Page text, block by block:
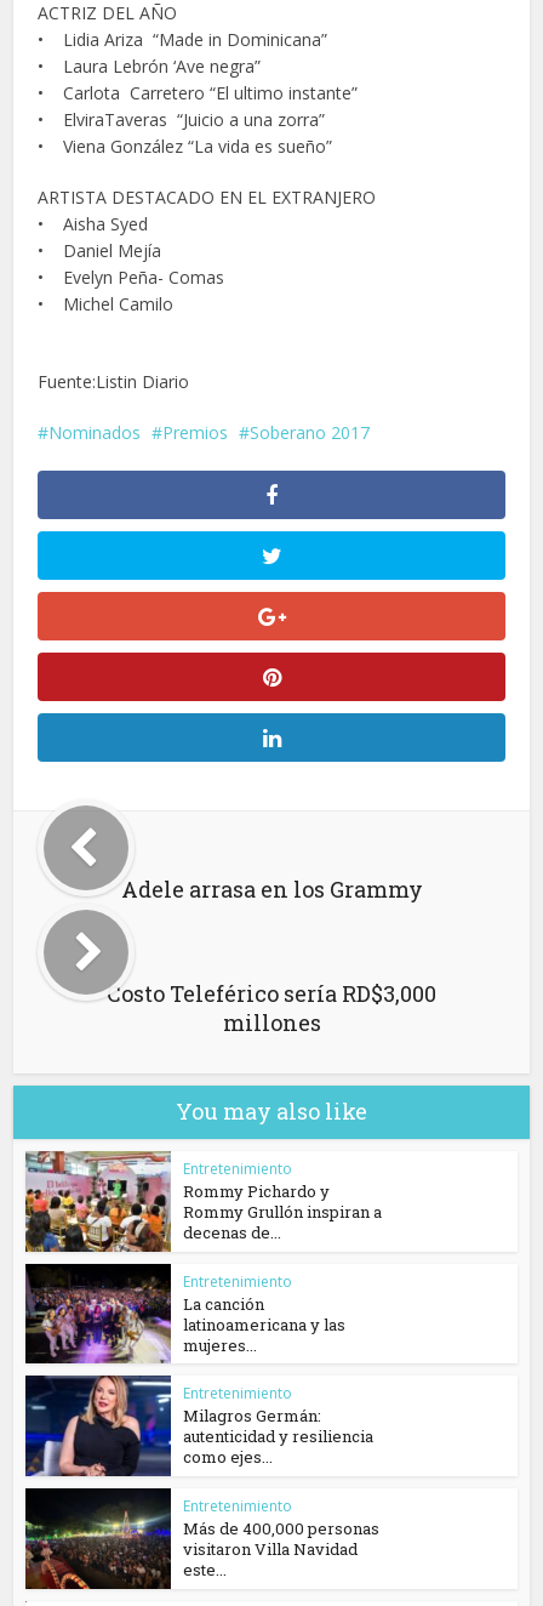
ACTRIZ DEL AÑO
• Lidia Ariza “Made in Dominicana”
• Laura Lebrón ‘Ave negra”
• Carlota Carretero “El ultimo instante”
• ElviraTaveras “Juicio a una zorra”
• Viena González “La vida es sueño”
ARTISTA DESTACADO EN EL EXTRANJERO
• Aisha Syed
• Daniel Mejía
• Evelyn Peña- Comas
• Michel Camilo
Fuente:Listin Diario
Nominados Premios Soberano 2017
Adele arrasa en los Grammy
Costo Teleférico sería RD$3,000
millones
You may also like
Entretenimiento
Rommy Pichardo y
Rommy Grullón inspiran a
decenas de...
Entretenimiento
La canción
latinoamericana y las
mujeres...
Entretenimiento
Milagros Germán:
autenticidad y resiliencia
como ejes...
Entretenimiento
Más de 400,000 personas
visitaron Villa Navidad
este...